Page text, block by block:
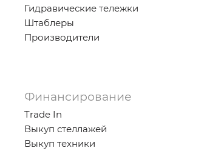
Гидравические тележки
Штаблеры
Производители
Финансирование
Trade In
Выкуп стеллажей
Выкуп техники